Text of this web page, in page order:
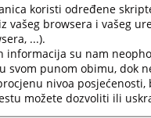
plan
godinu
održavanja sjednica
koristi određene
vašeg browsera i vašeg
...).
informacija su nam
svom punom obimu, dok
nivoa posjećenosti,
možete dozvoliti ili